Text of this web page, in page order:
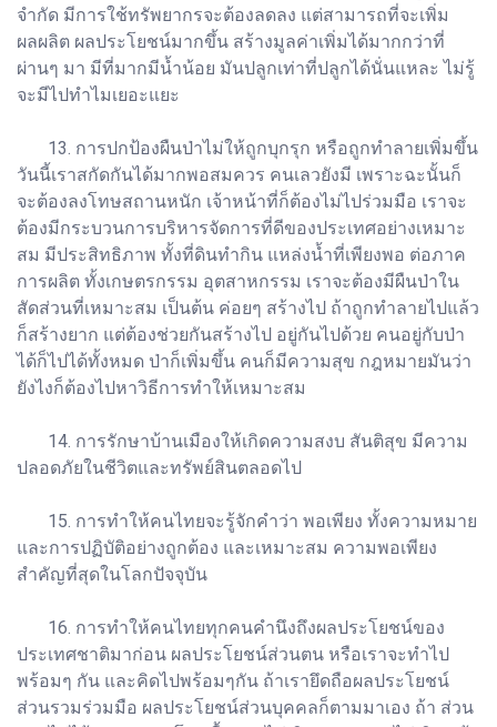
จำกัด มีการใช้ทรัพยากรจะต้องลดลง แต่สามารถที่จะเพิ่ม
ผลผลิต ผลประโยชน์มากขึ้น สร้างมูลค่าเพิ่มได้มากกว่าที่
ผ่านๆ มา มีที่มากมีน้ำน้อย มันปลูกเท่าที่ปลูกได้นั่นแหละ ไม่รู้
จะมีไปทำไมเยอะแยะ
13. การปกป้องผืนป่าไม่ให้ถูกบุกรุก หรือถูกทำลายเพิ่มขึ้น
วันนี้เราสกัดกันได้มากพอสมควร คนเลวยังมี เพราะฉะนั้นก็
จะต้องลงโทษสถานหนัก เจ้าหน้าที่ก็ต้องไม่ไปร่วมมือ เราจะ
ต้องมีกระบวนการบริหารจัดการที่ดีของประเทศอย่างเหมาะ
สม มีประสิทธิภาพ ทั้งที่ดินทำกิน แหล่งน้ำที่เพียงพอ ต่อภาค
การผลิต ทั้งเกษตรกรรม อุตสาหกรรม เราจะต้องมีผืนป่าใน
สัดส่วนที่เหมาะสม เป็นต้น ค่อยๆ สร้างไป ถ้าถูกทำลายไปแล้ว
ก็สร้างยาก แต่ต้องช่วยกันสร้างไป อยู่กันไปด้วย คนอยู่กับป่า
ได้ก็ไปได้ทั้งหมด ป่าก็เพิ่มขึ้น คนก็มีความสุข กฎหมายมันว่า
ยังไงก็ต้องไปหาวิธีการทำให้เหมาะสม
14. การรักษาบ้านเมืองให้เกิดความสงบ สันติสุข มีความ
ปลอดภัยในชีวิตและทรัพย์สินตลอดไป
15. การทำให้คนไทยจะรู้จักคำว่า พอเพียง ทั้งความหมาย
และการปฏิบัติอย่างถูกต้อง และเหมาะสม ความพอเพียง
สำคัญที่สุดในโลกปัจจุบัน
16. การทำให้คนไทยทุกคนคำนึงถึงผลประโยชน์ของ
ประเทศชาติมาก่อน ผลประโยชน์ส่วนตน หรือเราจะทำไป
พร้อมๆ กัน และคิดไปพร้อมๆกัน ถ้าเรายึดถือผลประโยชน์
ส่วนรวมร่วมมือ ผลประโยชน์ส่วนบุคคลก็ตามมาเอง ถ้า ส่วน